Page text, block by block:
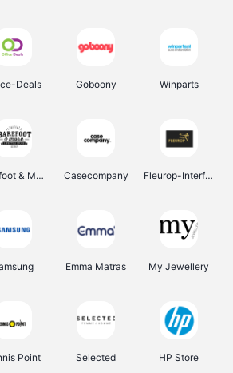
Deals Goboony Winparts
Barefoot & More Casecompany Fleurop-Interflora
Emma Matras My Jewellery
Point Selected HP Store